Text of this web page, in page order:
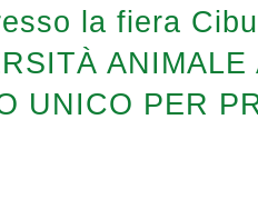
la fiera
ANIMALE
UNICO PER